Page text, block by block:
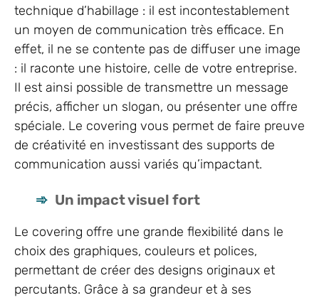
technique d’habillage : il est incontestablement
un moyen de communication très efficace. En
effet, il ne se contente pas de diffuser une image
: il raconte une histoire, celle de votre entreprise.
Il est ainsi possible de transmettre un message
précis, afficher un slogan, ou présenter une offre
spéciale. Le covering vous permet de faire preuve
de créativité en investissant des supports de
communication aussi variés qu’impactant.
Un impact visuel fort
Le covering offre une grande flexibilité dans le
choix des graphiques, couleurs et polices,
permettant de créer des designs originaux et
percutants. Grâce à sa grandeur et à ses